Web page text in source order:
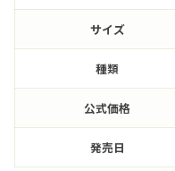
サイズ
種類
公式価格
発売日